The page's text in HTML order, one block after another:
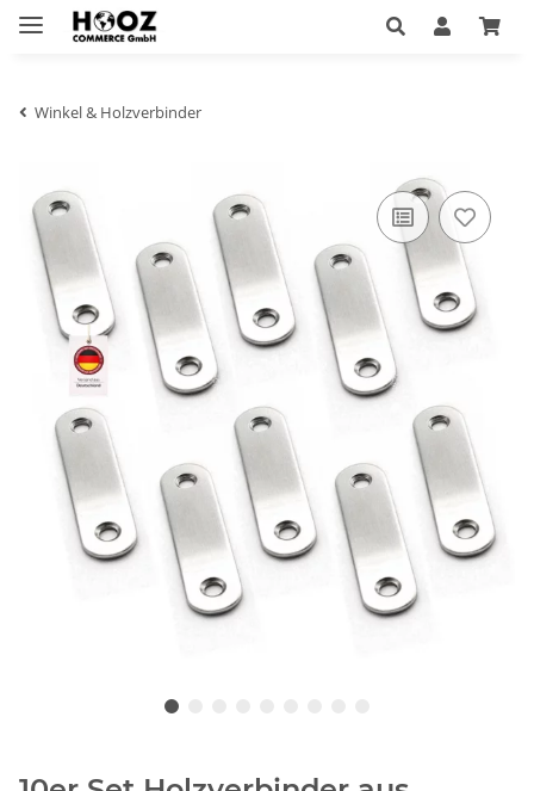
Winkel & Holzverbinder